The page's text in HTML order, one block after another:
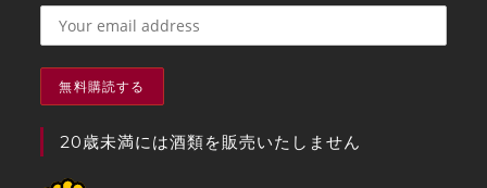
20歳未満には酒類を販売いたしません